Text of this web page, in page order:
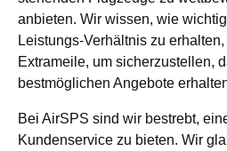
anbieten. Wir wissen, wie
Leistungs-Verhältnis zu
Extrameile, um sicherzustellen,
bestmöglichen Angebote
Bei AirSPS sind wir bestrebt,
Kundenservice zu bieten. Wir